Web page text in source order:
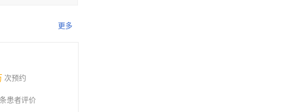
更多
次预约
条患者评价